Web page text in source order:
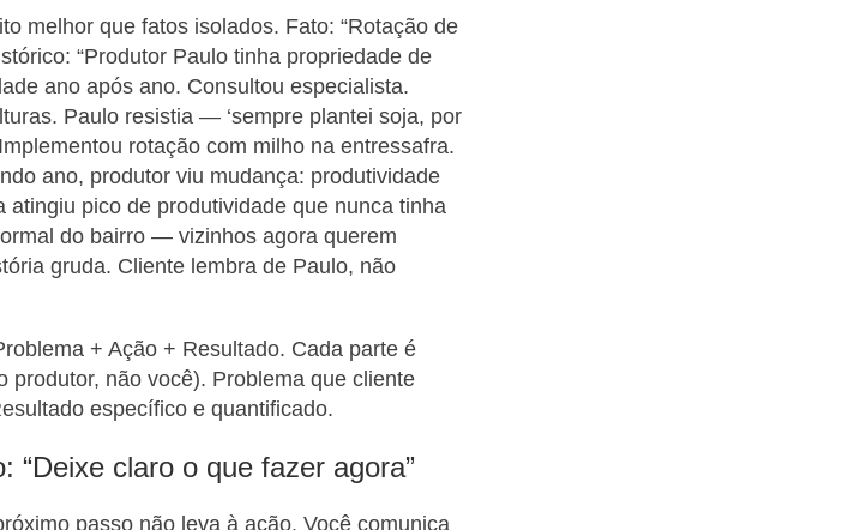
melhor que fatos isolados. Fato: “Rotação de
“Produtor Paulo tinha propriedade de
ano após ano. Consultou especialista.
Paulo resistia — ‘sempre plantei soja, por
rotação com milho na entressafra.
ano, produtor viu mudança: produtividade
atingiu pico de produtividade que nunca tinha
do bairro — vizinhos agora querem
gruda. Cliente lembra de Paulo, não
+ Ação + Resultado. Cada parte é
produtor, não você). Problema que cliente
específico e quantificado.
claro o que fazer agora”
passo não leva à ação. Você comunica